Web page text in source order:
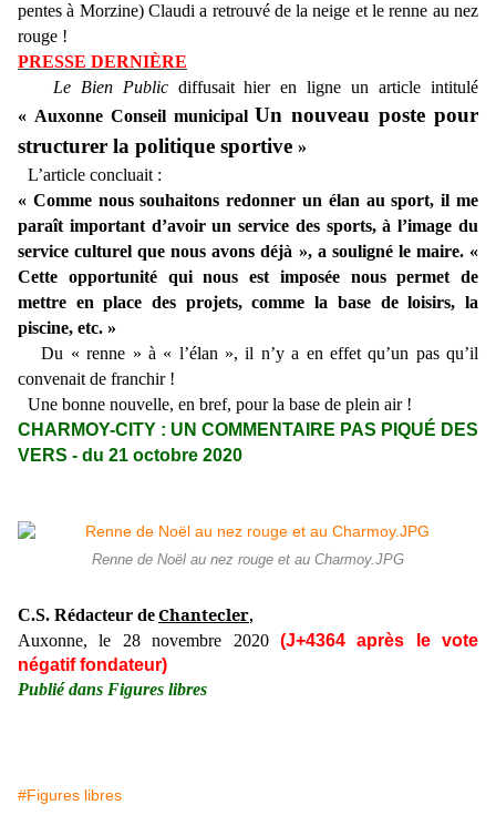
pentes à Morzine) Claudi a retrouvé de la neige et le renne au nez
rouge !
PRESSE DERNIÈRE
Le Bien Public diffusait hier en ligne un article intitulé
« Auxonne Conseil municipal Un nouveau poste pour
structurer la politique sportive »
L’article concluait :
« Comme nous souhaitons redonner un élan au sport, il me
paraît important d’avoir un service des sports, à l’image du
service culturel que nous avons déjà », a souligné le maire. «
Cette opportunité qui nous est imposée nous permet de
mettre en place des projets, comme la base de loisirs, la
piscine, etc. »
Du « renne » à « l’élan », il n’y a en effet qu’un pas qu’il
convenait de franchir !
Une bonne nouvelle, en bref, pour la base de plein air !
CHARMOY-CITY : UN COMMENTAIRE PAS PIQUÉ DES
VERS - du 21 octobre 2020
Renne de Noël au nez rouge et au Charmoy.JPG
C.S. Rédacteur deChantecler,
Auxonne, le 28 novembre 2020
(J+4364 après le vote
négatif fondateur)
Publié dans Figures libres
#Figures libres